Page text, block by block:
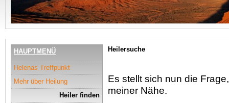
HAUPTMENÜ
Helenas Treffpunkt
Mehr über Heilung
Heiler finden
Heilersuche
Es stellt sich nun die
meiner Nähe.